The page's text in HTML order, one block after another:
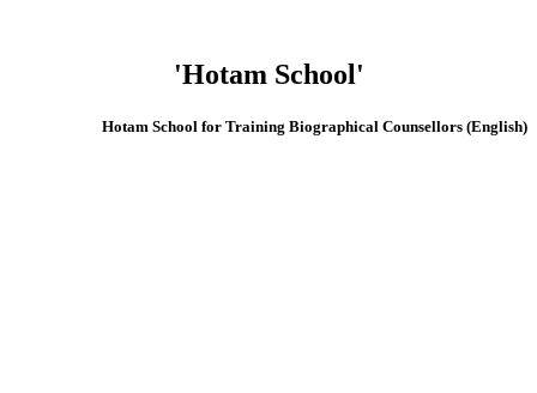
'Hotam School'
(English) Hotam School for Training Biographical Counsellors